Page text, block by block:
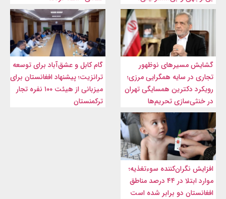
گشایش مسیرهای نوظهور
تجاری در سایه همگرایی مرزی؛
رویکرد دکترین همسایگی تهران
در خنثی‌سازی تحریم‌ها
گام کابل و عشق‌آباد برای توسعه
ترانزیت؛ پیشنهاد افغانستان برای
میزبانی از هیئت ۱۰۰ نفره تجار
ترکمنستان
افزایش نگران‌کننده سوءتغذیه؛
موارد ابتلا در ۴۴ درصد مناطق
افغانستان دو برابر شده است